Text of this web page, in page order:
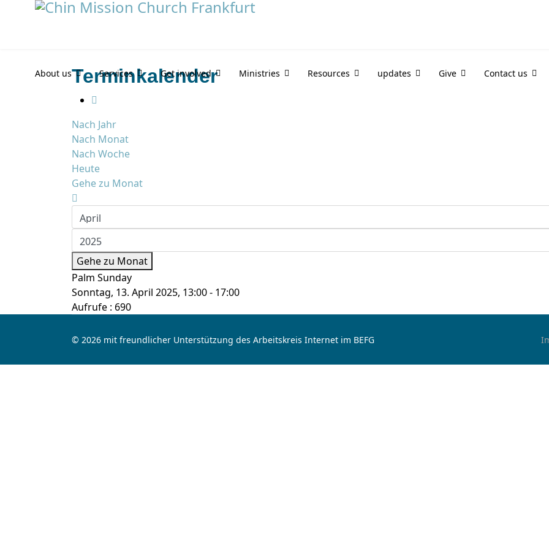
About us Services Get involved Ministries Resources updates Give Contact us
Terminkalender
Nach Jahr
Nach Monat
Nach Woche
Heute
Gehe zu Monat
Gehe zu Monat
Palm Sunday
Sonntag, 13. April 2025, 13:00 - 17:00
Aufrufe : 690
© 2026 mit freundlicher Unterstützung des Arbeitskreis Internet im BEFG